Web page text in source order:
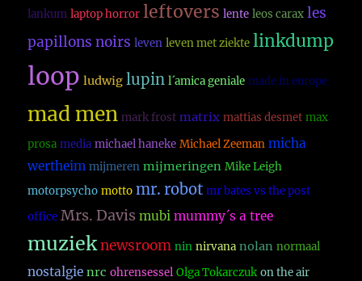
lankum laptop horror leftovers lente leos carax les
papillons noirs leven leven met ziekte linkdump
loop ludwig lupin l´amica geniale made in europe
mad men mark frost matrix mattias desmet max
prosa media michael haneke Michael Zeeman micha
wertheim mijmeren mijmeringen Mike Leigh
motorpsycho motto mr. robot mr bates vs the post
office Mrs. Davis mubi mummy´s a tree
muzieknewsroom nin nirvana nolan normaal
nostalgie nrc ohrensessel Olga Tokarczuk on the air